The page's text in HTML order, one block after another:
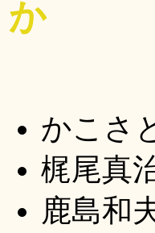
か
かこさ
梶尾真
鹿島和